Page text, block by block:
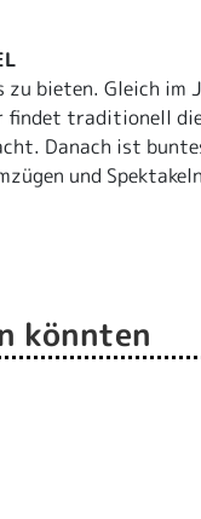
bieten. Gleich im
findet traditionell
Danach ist
und
könnten